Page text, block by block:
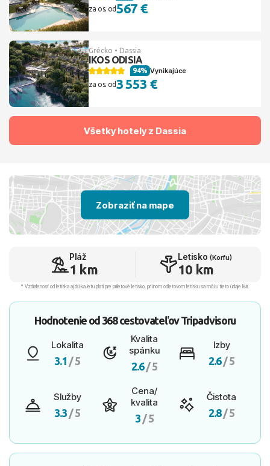
za os. od567 €
Grécko • Dassia
IKOS ODISIA
Vynikajúce
94%
za os. od3 553 €
Všetky hotely z Dassia
Zobraziť na mape
Pláž
1 km
Letisko (Korfu)
10 km
* Vzdialenosť od letiska aj dľžka letu platí pre príletové letisko, pri inom odletovom letisku sa môžu tieto údaje líšiť.
Hodnotenie od 368 cestovateľovTripadvisoru
Lokalita
3.1 / 5
Kvalita
spánku
2.6/ 5
Izby
2.6/ 5
Služby
3.3 / 5
Cena/
kvalita
3 / 5
Čistota
2.8/ 5